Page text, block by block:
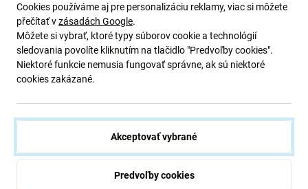
Newsletter Fix
Prihláste sa na odber newslettera ohľadom zliav a noviniek z našej
ponuky.
Odoberať
Cookies používáme aj pre personalizáciu reklamy, viac si môžete
přečítať vzásadách Google.
Môžete si vybrať, ktoré typy súborov cookie a technológií
sledovania povolíte kliknutím na tlačidlo "Predvoľby cookies".
Niektoré funkcie nemusia fungovať správne, ak sú niektoré
cookies zakázané.
Akceptovať vybrané
Predvoľby cookies